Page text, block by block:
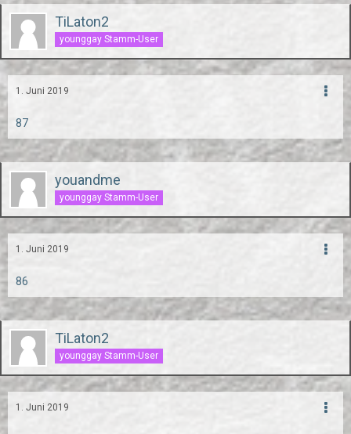
TiLaton2
younggay Stamm-User
1. Juni 2019
87
youandme
younggay Stamm-User
1. Juni 2019
86
TiLaton2
younggay Stamm-User
1. Juni 2019